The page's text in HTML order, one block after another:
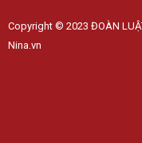
Copyright © 2023 ĐOÀN
Nina.vn